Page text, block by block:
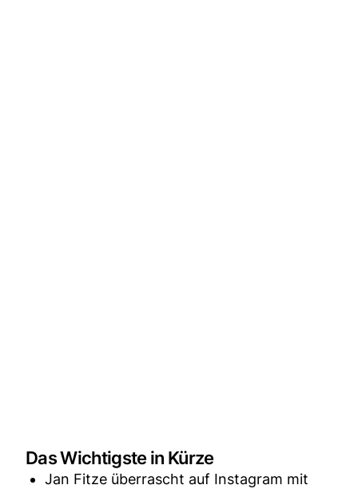
Das Wichtigste in Kürze
Jan Fitze überrascht auf Instagram mit